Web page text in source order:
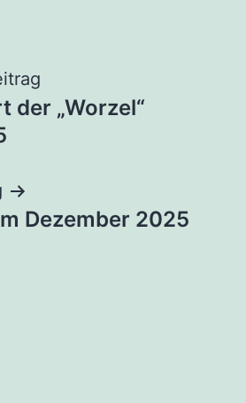
der „Worzel“
Dezember 2025